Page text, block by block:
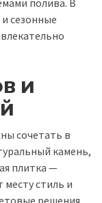
сезонные
и
сочетать в
камень,
плитка —
стиль и